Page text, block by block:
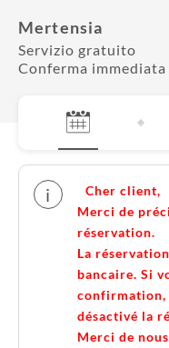
Mertensia
Servizio gratuito
Conferma immediata
i
Cher client,
Merci de
réservation.
La
bancaire. Si
confirmation,
désactivé la
Merci de